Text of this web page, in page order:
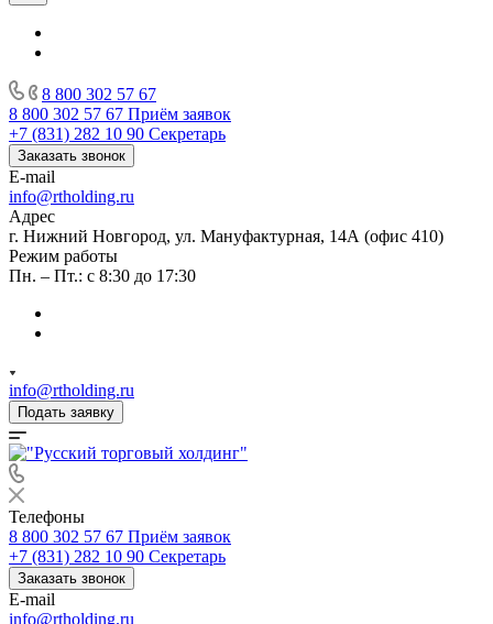
8 800 302 57 67
8 800 302 57 67 Приём заявок
+7 (831) 282 10 90 Секретарь
Заказать звонок
E-mail
info@rtholding.ru
Адрес
г. Нижний Новгород, ул. Мануфактурная, 14А (офис 410)
Режим работы
Пн. – Пт.: с 8:30 до 17:30
info@rtholding.ru
Подать заявку
Телефоны
8 800 302 57 67 Приём заявок
+7 (831) 282 10 90 Секретарь
Заказать звонок
E-mail
info@rtholding.ru